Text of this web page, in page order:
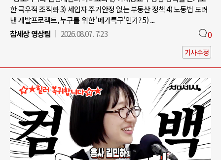
한 극우적 조직화 3) 세입자 주거안정 없는 부동산 정책 4) 노동법 도려
낸 개발프로젝트, 누구를 위한 '메가특구'인가? 5) ...
참세상 영상팀
2026.08.07. 7:23 0
기사수정